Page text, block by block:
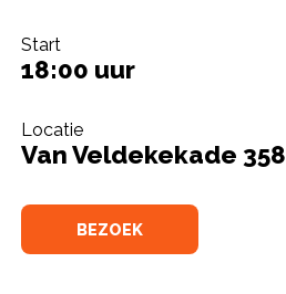
Start
18:00 uur
Locatie
Van Veldekekade 358
BEZOEK